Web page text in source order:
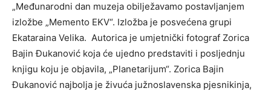
„Međunarodni dan muzeja obilježavamo postavljanjem
izložbe „Memento EKV“. Izložba je posvećena grupi
Ekataraina Velika. Autorica je umjetnički fotograf Zorica
Bajin Đukanović koja će ujedno predstaviti i posljednju
knjigu koju je objavila, „Planetarijum“. Zorica Bajin
Đukanović najbolja je živuća južnoslavenska pjesnikinja,